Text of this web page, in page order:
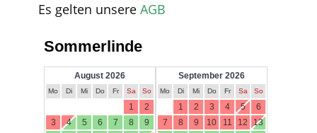
Es gelten unsere AGB